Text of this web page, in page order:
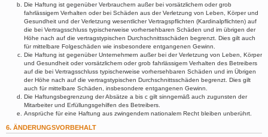
Die Haftung ist gegenüber Verbrauchern außer bei vorsätzlichem oder grob
fahrlässigem Verhalten oder bei Schäden aus der Verletzung von Leben, Körper und
Gesundheit und der Verletzung wesentlicher Vertragspflichten (Kardinalpflichten) auf
die bei Vertragsschluss typischerweise vorhersehbaren Schäden und im übrigen der
Höhe nach auf die vertragstypischen Durchschnittsschäden begrenzt. Dies gilt auch
für mittelbare Folgeschäden wie insbesondere entgangenen Gewinn.
Die Haftung ist gegenüber Unternehmern außer bei der Verletzung von Leben, Körper
und Gesundheit oder vorsätzlichem oder grob fahrlässigem Verhalten des Betreibers
auf die bei Vertragsschluss typischerweise vorhersehbaren Schäden und im Übrigen
der Höhe nach auf die vertragstypischen Durchschnittsschäden begrenzt. Dies gilt
auch für mittelbare Schäden, insbesondere entgangenen Gewinn.
Die Haftungsbegrenzung der Absätze a bis c gilt sinngemäß auch zugunsten der
Mitarbeiter und Erfüllungsgehilfen des Betreibers.
Ansprüche für eine Haftung aus zwingendem nationalem Recht bleiben unberührt.
6. ÄNDERUNGSVORBEHALT